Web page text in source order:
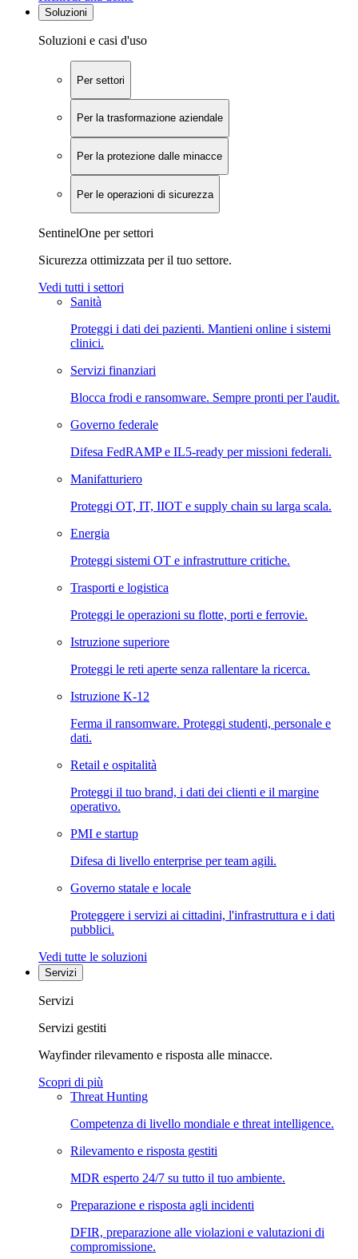
Soluzioni
Soluzioni e casi d'uso
Per settori
Per la trasformazione aziendale
Per la protezione dalle minacce
Per le operazioni di sicurezza
SentinelOne per settori
Sicurezza ottimizzata per il tuo settore.
Vedi tutti i settori
Sanità
Proteggi i dati dei pazienti. Mantieni online i sistemi
clinici.
Servizi finanziari
Blocca frodi e ransomware. Sempre pronti per l'audit.
Governo federale
Difesa FedRAMP e IL5-ready per missioni federali.
Manifatturiero
Proteggi OT, IT, IIOT e supply chain su larga scala.
Energia
Proteggi sistemi OT e infrastrutture critiche.
Trasporti e logistica
Proteggi le operazioni su flotte, porti e ferrovie.
Istruzione superiore
Proteggi le reti aperte senza rallentare la ricerca.
Istruzione K-12
Ferma il ransomware. Proteggi studenti, personale e
dati.
Retail e ospitalità
Proteggi il tuo brand, i dati dei clienti e il margine
operativo.
PMI e startup
Difesa di livello enterprise per team agili.
Governo statale e locale
Proteggere i servizi ai cittadini, l'infrastruttura e i dati
pubblici.
Vedi tutte le soluzioni
Servizi
Servizi
Servizi gestiti
Wayfinder rilevamento e risposta alle minacce.
Scopri di più
Threat Hunting
Competenza di livello mondiale e threat intelligence.
Rilevamento e risposta gestiti
MDR esperto 24/7 su tutto il tuo ambiente.
Preparazione e risposta agli incidenti
DFIR, preparazione alle violazioni e valutazioni di
compromissione.